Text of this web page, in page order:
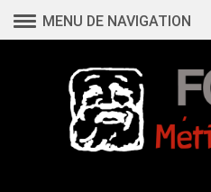
contenu
MENU DE NAVIGATION